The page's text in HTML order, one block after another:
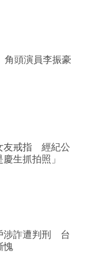
頭演員李振豪
友戒指 經紀公
生抓拍照」
涉詐遭判刑 台
愧